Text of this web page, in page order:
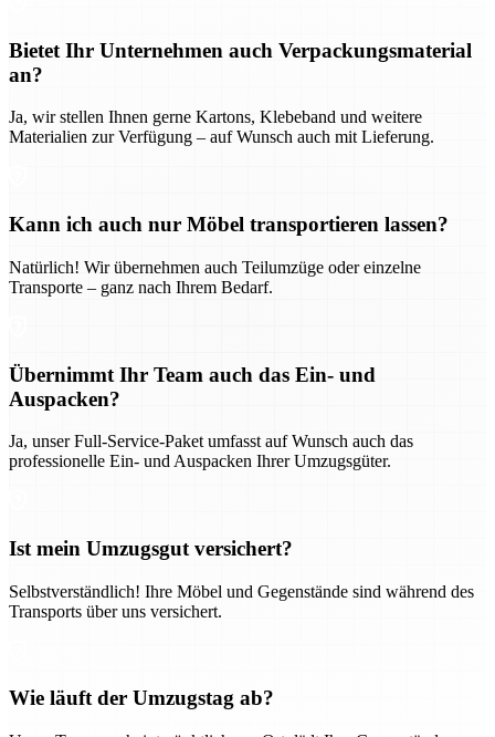
Bietet Ihr Unternehmen auch Verpackungsmaterial
an?
Ja, wir stellen Ihnen gerne Kartons, Klebeband und weitere
Materialien zur Verfügung – auf Wunsch auch mit Lieferung.
Kann ich auch nur Möbel transportieren lassen?
Natürlich! Wir übernehmen auch Teilumzüge oder einzelne
Transporte – ganz nach Ihrem Bedarf.
Übernimmt Ihr Team auch das Ein- und
Auspacken?
Ja, unser Full-Service-Paket umfasst auf Wunsch auch das
professionelle Ein- und Auspacken Ihrer Umzugsgüter.
Ist mein Umzugsgut versichert?
Selbstverständlich! Ihre Möbel und Gegenstände sind während des
Transports über uns versichert.
Wie läuft der Umzugstag ab?